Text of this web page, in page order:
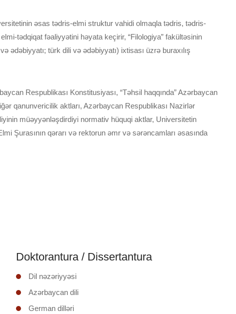
əsas tədris-elmi struktur vahidi olmaqla tədris, tədris-
tədqiqat fəaliyyətini həyata keçirir, “Filologiya” fakültəsinin
ədəbiyyatı; türk dili və ədəbiyyatı) ixtisası üzrə buraxılış
Respublikası Konstitusiyası, “Təhsil haqqında” Azərbaycan
qanunvericilik aktları, Azərbaycan Respublikası Nazirlər
müəyyənləşdirdiyi normativ hüquqi aktlar, Universitetin
Şurasının qərarı və rektorun əmr və sərəncamları əsasında
Doktorantura / Dissertantura
Dil nəzəriyyəsi
Azərbaycan dili
German dilləri